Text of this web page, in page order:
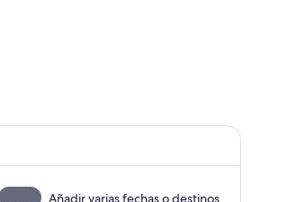
Añadir varias fechas o destinos